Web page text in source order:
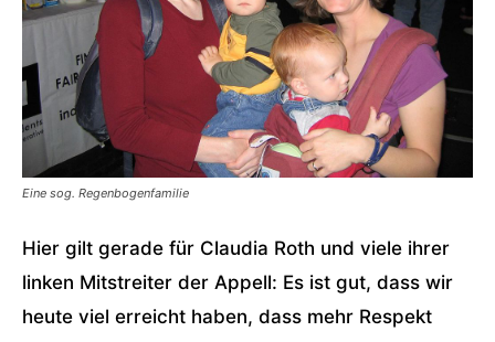
Eine sog. Regenbogenfamilie
Hier gilt gerade für Claudia Roth und viele ihrer
linken Mitstreiter der Appell: Es ist gut, dass wir
heute viel erreicht haben, dass mehr Respekt